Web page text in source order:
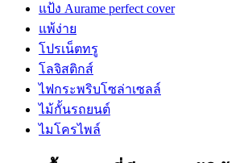
แป้ง Aurame perfect cover
แพ้ง่าย
โปรเน็ตทรู
โลจิสติกส์
ไฟกระพริบโซล่าเซลล์
ไม้กั้นรถยนต์
ไมโครไพล์